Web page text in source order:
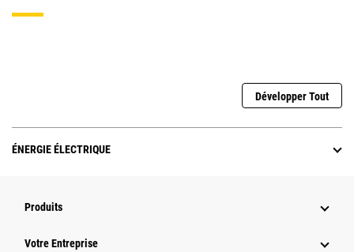
Développer Tout
ÉNERGIE ÉLECTRIQUE
Produits
Votre Entreprise